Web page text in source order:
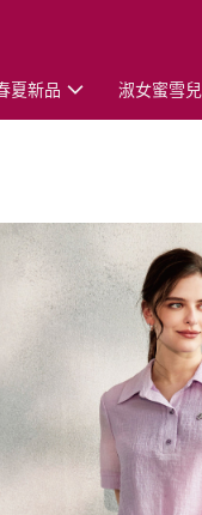
夏新品 淑女蜜雪兒